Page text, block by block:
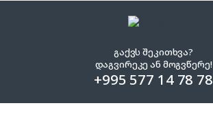
გაქვს შეკითხვა?
დაგვირეკე ან მოგვწერე!
+995 577 14 78 78